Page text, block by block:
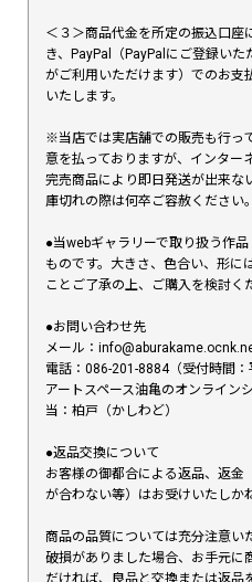
＜３＞商品代金を所定の振込口座
き、PayPal（PayPalにご登録い
がご利用いただけます）でのお支
いたします。
※当店では実店舗での販売も行っ
意を払っておりますが、インター
完売商品により即日発送が出来な
庫切れの際は何卒ご容赦ください。
●当webギャラリーで取り扱う作
ものです。大きさ、色合い、形に
ことご了承の上、ご購入を検討く
●お問い合わせ先
メール：
電話：086-201-8884（受付時間：
アートスペース油亀のオンライ
当：柏戸（かしわど）
●返品交換について
お客様の御都合による返品、返金
が合わない等）はお受けいたしか
商品の品質については充分注意い
破損がありました場合、お手元に
だければ、良品と交換または返品